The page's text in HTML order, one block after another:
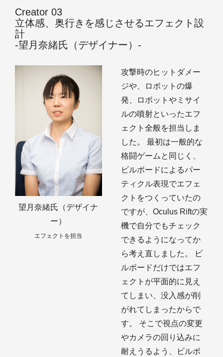
Creator 03
立体感、奥行きを感じさせるエフェクト設
計
‐望月奈緒氏（デザイナー）‐
望月奈緒氏（デザイナ
ー）
エフェクトを担当
攻撃時のヒットダメー
ジや、ロボットの爆
発、ロボットやミサイ
ルの噴射といったエフ
ェクト全般を担当しま
した。 最初は一般的な
格闘ゲームと同じく、
ビルボードによるパー
ティクル表現でエフェ
クトをつくっていたの
ですが、Oculus Riftの実
機で自分でもチェック
できるようになってか
ら考え直しました。 ビ
ルボードだけではエフ
ェクトが平面的に見え
てしまい、没入感が削
がれてしまったからで
す。 そこで視点の変更
やカメラの回り込みに
耐えうるよう、ビルボ